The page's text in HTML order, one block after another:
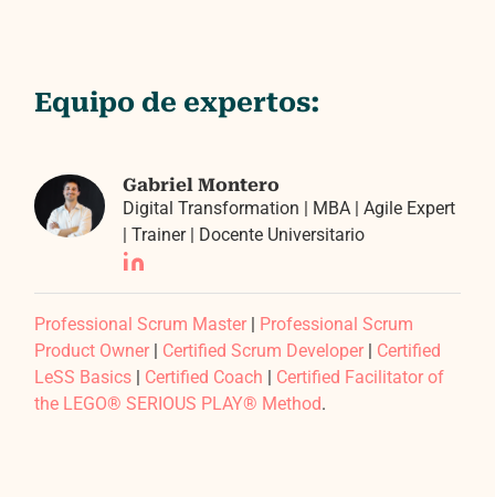
Equipo de expertos:
Gabriel Montero
Digital Transformation | MBA | Agile Expert
| Trainer | Docente Universitario
Professional Scrum Master | Professional Scrum
Product Owner | Certified Scrum Developer | Certified
LeSS Basics | Certified Coach | Certified Facilitator of
the LEGO® SERIOUS PLAY® Method.